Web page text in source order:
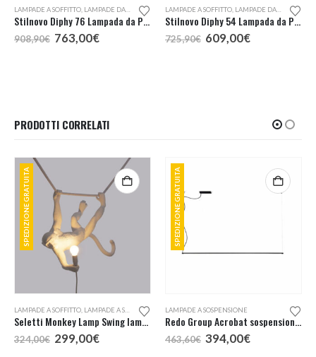
LAMPADE A SOFFITTO LAMPADE DA PARETE
Stilnovo Diphy 76 Lampada da Parete o Soffitto
908,90€ Il
prezzo
763,00€Il
LAMPADE A SOFFITTO LAMPADE DA PARETE
Stilnovo Diphy 54 Lampada da Parete o Soffitto
725,90€ Il
prezzo
609,00€Il
PRODOTTI CORRELATI
SPEDIZIONE GRATUITA
LAMPADE A SOFFITTO LAMPADE A SOSPENSIONE
Seletti Monkey Lamp Swing lampada a sospensione
324,00€ Il
prezzo
299,00€Il
SPEDIZIONE GRATUITA
LAMPADE A SOSPENSIONE
Redo Group Acrobat sospensione LED
463,60€ Il
prezzo
394,00€Il